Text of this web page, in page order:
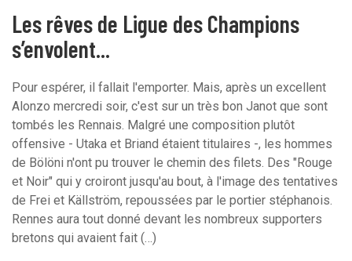
Les rêves de Ligue des Champions
s’envolent...
Pour espérer, il fallait l'emporter. Mais, après un excellent
Alonzo mercredi soir, c'est sur un très bon Janot que sont
tombés les Rennais. Malgré une composition plutôt
offensive - Utaka et Briand étaient titulaires -, les hommes
de Bölöni n'ont pu trouver le chemin des filets. Des "Rouge
et Noir" qui y croiront jusqu'au bout, à l'image des tentatives
de Frei et Källström, repoussées par le portier stéphanois.
Rennes aura tout donné devant les nombreux supporters
bretons qui avaient fait (…)